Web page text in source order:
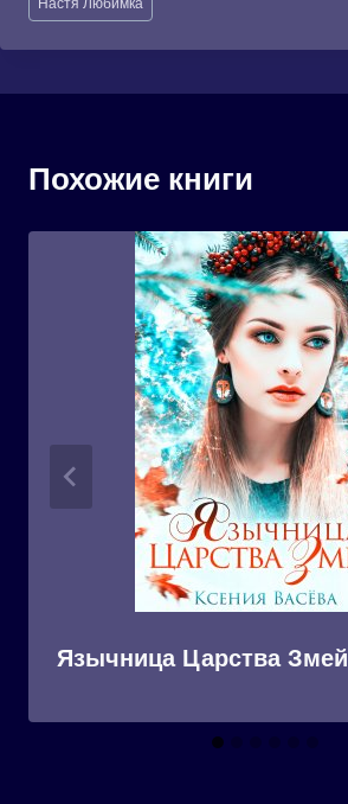
записи:
Похожие книги
Язычница Царства Змей